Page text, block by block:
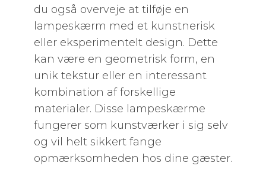
du også overveje at tilføje en
lampeskærm med et kunstnerisk
eller eksperimentelt design. Dette
kan være en geometrisk form, en
unik tekstur eller en interessant
kombination af forskellige
materialer. Disse lampeskærme
fungerer som kunstværker i sig selv
og vil helt sikkert fange
opmærksomheden hos dine gæster.